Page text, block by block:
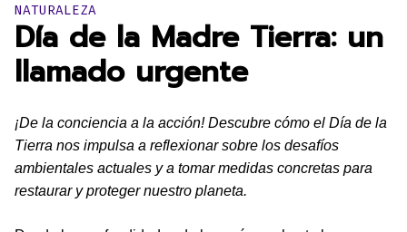
Publicado en:
NATURALEZA
Día de la Madre Tierra: un
llamado urgente
¡De la conciencia a la acción! Descubre cómo el Día de la
Tierra nos impulsa a reflexionar sobre los desafíos
ambientales actuales y a tomar medidas concretas para
restaurar y proteger nuestro planeta.